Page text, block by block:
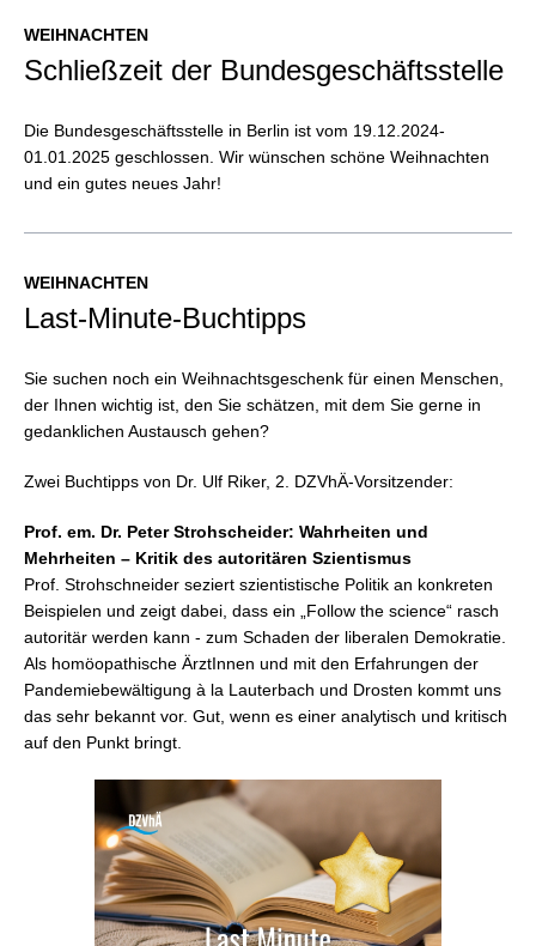
WEIHNACHTEN
Schließzeit der Bundesgeschäftsstelle
Die Bundesgeschäftsstelle in Berlin ist vom 19.12.2024-
01.01.2025 geschlossen. Wir wünschen schöne Weihnachten
und ein gutes neues Jahr!
WEIHNACHTEN
Last-Minute-Buchtipps
Sie suchen noch ein Weihnachtsgeschenk für einen Menschen,
der Ihnen wichtig ist, den Sie schätzen, mit dem Sie gerne in
gedanklichen Austausch gehen?
Zwei Buchtipps von Dr. Ulf Riker, 2. DZVhÄ-Vorsitzender:
Prof. em. Dr. Peter Strohscheider: Wahrheiten und
Mehrheiten – Kritik des autoritären Szientismus
Prof. Strohschneider seziert szientistische Politik an konkreten
Beispielen und zeigt dabei, dass ein „Follow the science“ rasch
autoritär werden kann - zum Schaden der liberalen Demokratie.
Als homöopathische ÄrztInnen und mit den Erfahrungen der
Pandemiebewältigung à la Lauterbach und Drosten kommt uns
das sehr bekannt vor. Gut, wenn es einer analytisch und kritisch
auf den Punkt bringt.